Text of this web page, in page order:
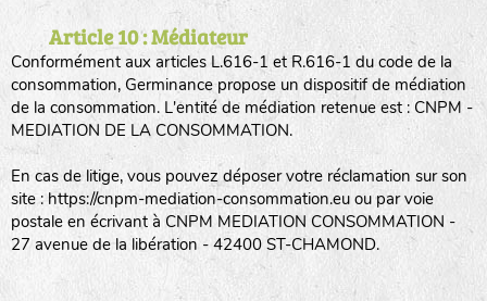
Article 10 : Médiateur
Conformément aux articles L.616-1 et R.616-1 du code de la
consommation, Germinance propose un dispositif de médiation
de la consommation. L'entité de médiation retenue est : CNPM -
MEDIATION DE LA CONSOMMATION.
En cas de litige, vous pouvez déposer votre réclamation sur son
site : https://cnpm-mediation-consommation.eu ou par voie
postale en écrivant à CNPM MEDIATION CONSOMMATION -
27 avenue de la libération - 42400 ST-CHAMOND.